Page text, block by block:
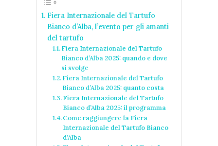
Fiera Internazionale del Tartufo
Bianco d’Alba, l’evento per gli amanti
del tartufo
Fiera Internazionale del Tartufo
Bianco d’Alba 2025: quando e dove
si svolge
Fiera Internazionale del Tartufo
Bianco d’Alba 2025: quanto costa
Fiera Internazionale del Tartufo
Bianco d’Alba 2025: il programma
Come raggiungere la Fiera
Internazionale del Tartufo Bianco
d’Alba